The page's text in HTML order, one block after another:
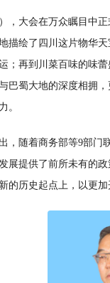
，大会在万众瞩目中
描绘了四川这片物华
；再到川菜百味的味
巴蜀大地的深度相拥
。
，随着商务部等9部门
展提供了前所未有的
的历史起点上，以更